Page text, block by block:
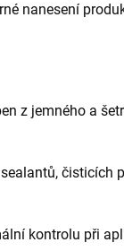
nanesení
z jemného a
čisticích
kontrolu při